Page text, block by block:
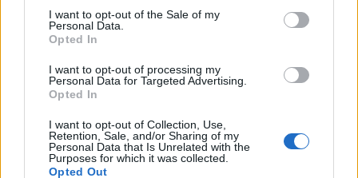
I want to opt-out of the Sale of my
Personal Data.
Opted In
I want to opt-out of processing my
Personal Data for Targeted Advertising.
Opted In
I want to opt-out of Collection, Use,
Retention, Sale, and/or Sharing of my
Personal Data that Is Unrelated with the
Purposes for which it was collected.
Opted Out
“c’è ancora chi lo invita in televisione”.
Beccato con le mani nella marmellata, Scanzi
detto – è corso ai ripari. Direte: avrà modificato il
post, ammesso l’errore e citato la fonte primaria.
Invece no: ha sì inserito un link, ma che rimanda
ad un pezzo del Fatto Quotidianoche a sua volta